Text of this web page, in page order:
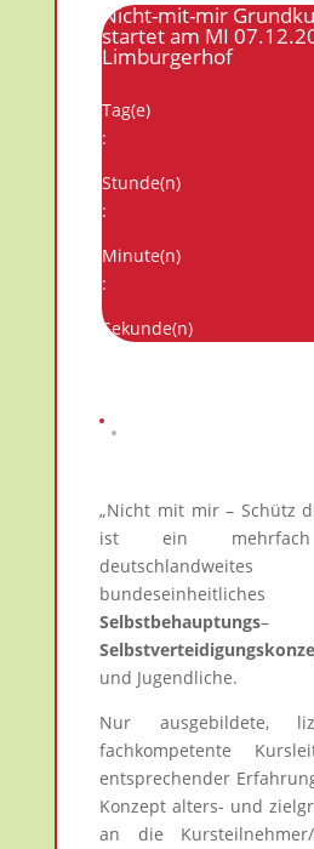
Nicht-mit-mir
startet am MI
Limburgerhof
Tag(e)
:
Stunde(n)
:
Minute(n)
:
Sekunde(n)
„Nicht mit mir – Schütz
ist ein mehrfach
Selbstbehauptungs–
und Jugendliche.
Nur ausgebildete,
fachkompetente
entsprechender
Konzept alters- und
an die